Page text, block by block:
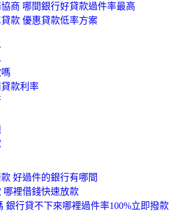
商 哪間銀行好貸款過件率最高
款 優惠貸款低率方案
款利率
好過件的銀行有哪間
哪裡借錢快速放款
銀行貸不下來哪裡過件率100%立即撥款